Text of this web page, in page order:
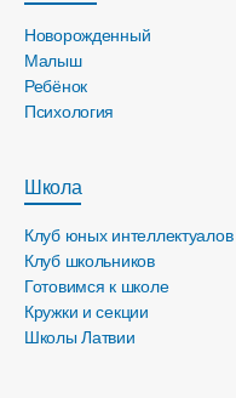
Новорожденный
Малыш
Ребёнок
Психология
Школа
Клуб юных интеллектуалов
Клуб школьников
Готовимся к школе
Кружки и секции
Школы Латвии